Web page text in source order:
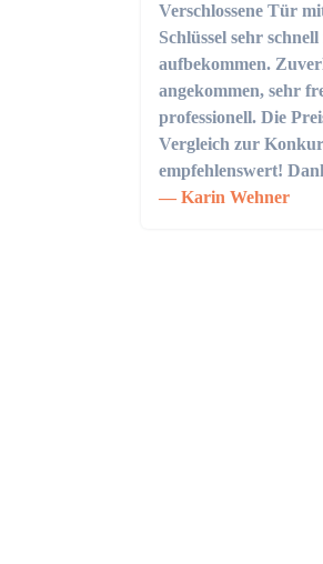
Verschlossene Tür
Schlüssel sehr
aufbekommen.
angekommen, sehr
professionell. Die
Vergleich zur
empfehlenswert!
Karin Wehner